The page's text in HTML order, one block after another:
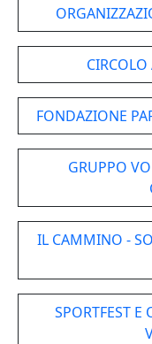
CIRCOLO
FONDAZIONE
GRUPPO
IL CAMMINO -
SPORTFEST